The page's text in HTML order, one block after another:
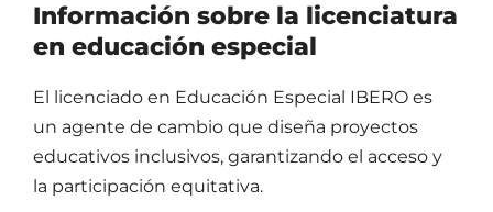
Información sobre la licenciatura
en educación especial
El licenciado en Educación Especial IBERO es
un agente de cambio que diseña proyectos
educativos inclusivos, garantizando el acceso y
la participación equitativa.